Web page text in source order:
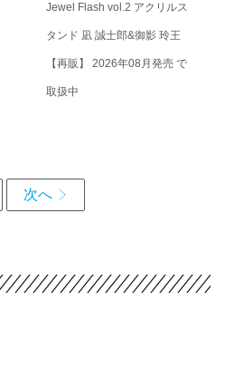
Jewel Flash vol.2 アクリルス
タンド 凪 誠士郎&御影 玲王
【再販】 2026年08月発売 で
取扱中